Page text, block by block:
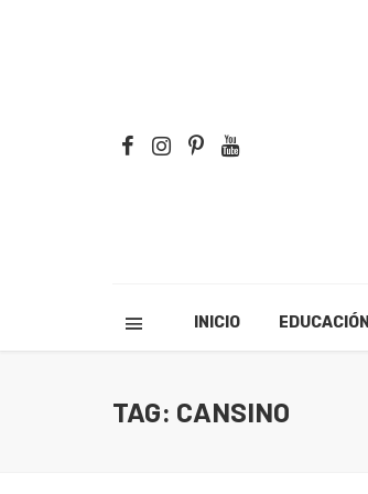
INICIO EDUCACIÓN
TAG: CANSINO